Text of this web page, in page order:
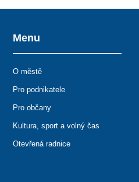
Menu
O městě
Pro podnikatele
Pro občany
Kultura, sport a volný čas
Otevřená radnice